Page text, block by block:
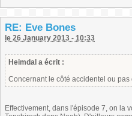
RE: Eve Bones
le 26 January 2013 - 10:33
Heimdal a écrit :
Concernant le côté accidentel ou
Effectivement, dans l'épisode 7, on la